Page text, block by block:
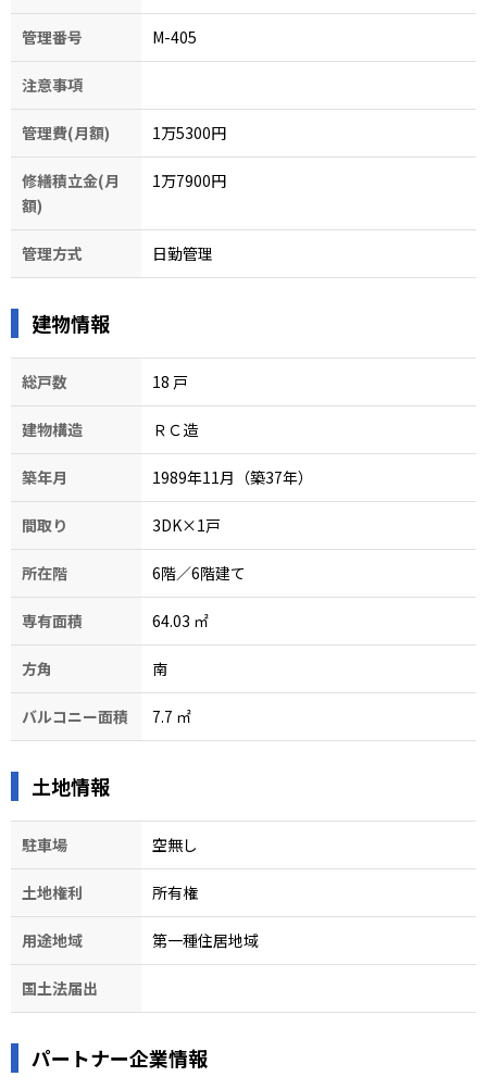
管理番号 M-405
注意事項
管理費(月額) 1万5300円
修繕積立金(月
額)
1万7900円
管理方式 日勤管理
建物情報
総戸数 18 戸
建物構造 ＲＣ造
築年月 1989年11月（築37年）
間取り 3DK×1戸
所在階 6階／6階建て
専有面積 64.03 ㎡
方角 南
バルコニー面積 7.7 ㎡
土地情報
駐車場 空無し
土地権利 所有権
用途地域 第一種住居地域
国土法届出
パートナー企業情報